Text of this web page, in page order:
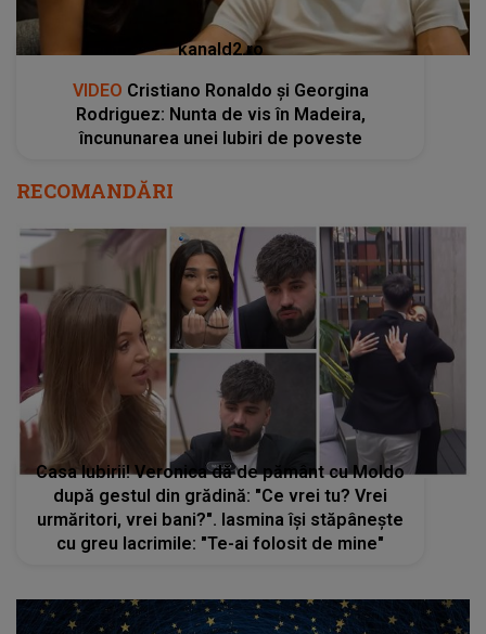
kanald2.ro
VIDEO Cristiano Ronaldo și Georgina
Rodriguez: Nunta de vis în Madeira,
încununarea unei Iubiri de poveste
RECOMANDĂRI
Casa Iubirii! Veronica dă de pământ cu Moldo
după gestul din grădină: "Ce vrei tu? Vrei
urmăritori, vrei bani?". Iasmina își stăpânește
cu greu lacrimile: "Te-ai folosit de mine"